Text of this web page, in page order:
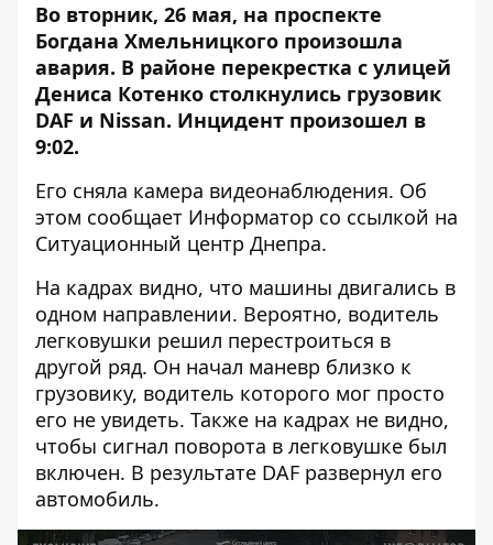
Во вторник, 26 мая, на проспекте
Богдана Хмельницкого произошла
авария. В районе перекрестка с улицей
Дениса Котенко столкнулись грузовик
DAF и Nissan. Инцидент произошел в
9:02.
Его сняла камера видеонаблюдения. Об
этом сообщает Информатор со ссылкой на
Ситуационный центр Днепра.
На кадрах видно, что машины двигались в
одном направлении. Вероятно, водитель
легковушки решил перестроиться в
другой ряд. Он начал маневр близко к
грузовику, водитель которого мог просто
его не увидеть. Также на кадрах не видно,
чтобы сигнал поворота в легковушке был
включен. В результате DAF развернул его
автомобиль.